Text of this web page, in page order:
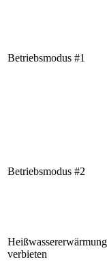
Betriebsmodus #1
Betriebsmodus #2
Heißwassererwärmung
verbieten